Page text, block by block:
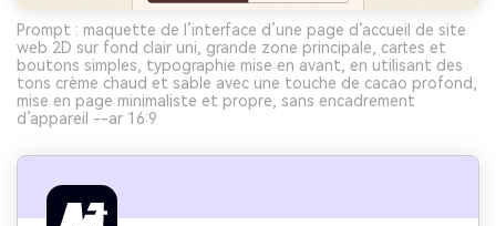
Prompt : maquette de l’interface d’une page d’accueil de site
web 2D sur fond clair uni, grande zone principale, cartes et
boutons simples, typographie mise en avant, en utilisant des
tons crème chaud et sable avec une touche de cacao profond,
mise en page minimaliste et propre, sans encadrement
d’appareil --ar 16:9